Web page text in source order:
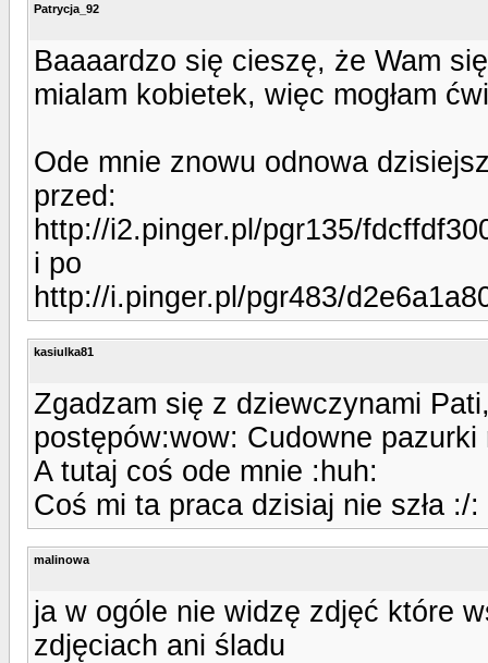
Patrycja_92
Baaaardzo się cieszę, że Wam
mialam kobietek, więc mogłam
Ode mnie znowu odnowa
przed:
http://i2.pinger.pl/pgr135/
i po
http://i.pinger.pl/pgr483/
kasiulka81
Zgadzam się z dziewczynami
postępów:wow: Cudowne pazurki
A tutaj coś ode mnie :huh:
Coś mi ta praca dzisiaj nie szła :/:
malinowa
ja w ogóle nie widzę zdjęć które
zdjęciach ani śladu